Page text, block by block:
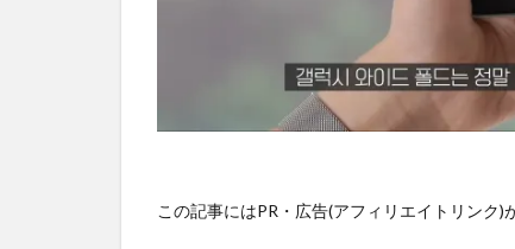
この記事にはPR・広告(アフィリエイトリンク)